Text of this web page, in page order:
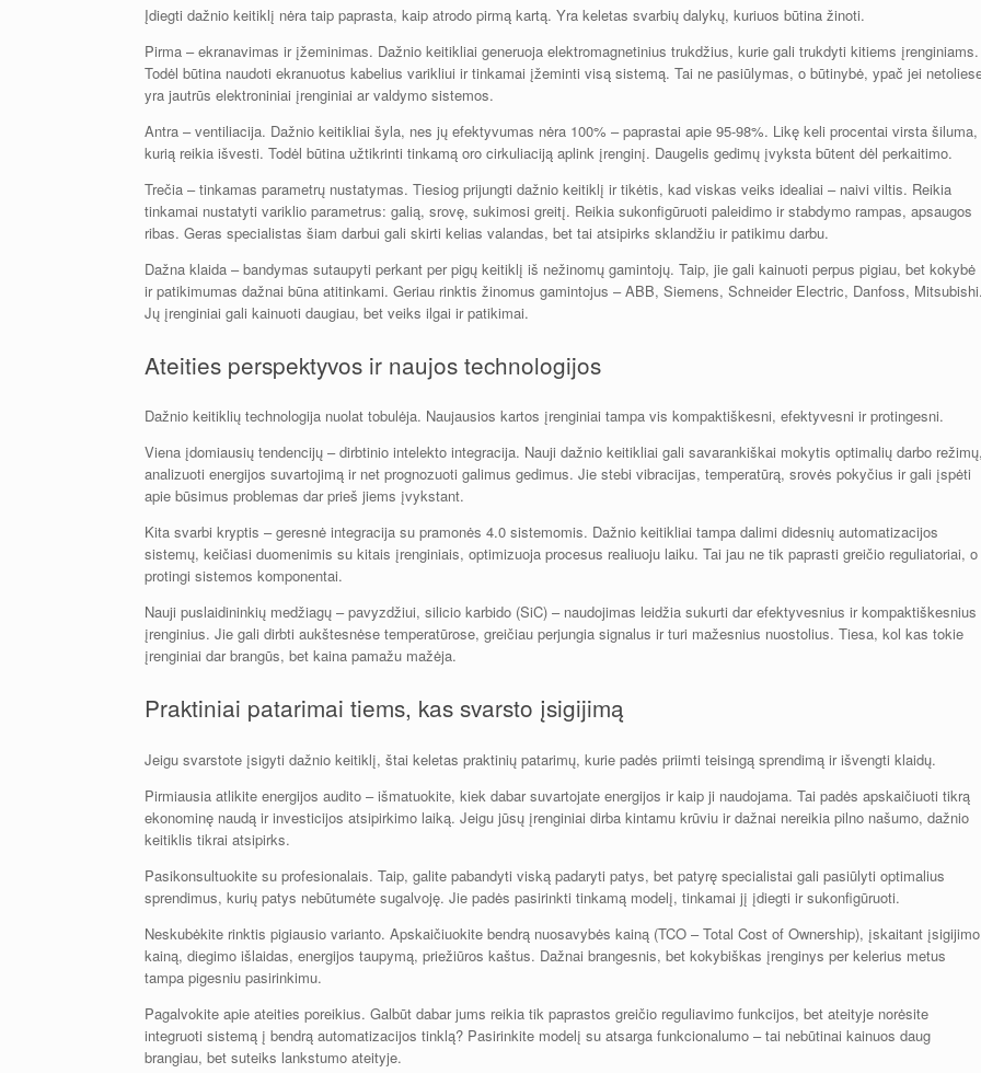
Įdiegti dažnio keitiklį nėra taip paprasta, kaip atrodo pirmą kartą. Yra keletas svarbių dalykų, kuriuos būtina žinoti.
Pirma – ekranavimas ir įžeminimas. Dažnio keitikliai generuoja elektromagnetinius trukdžius, kurie gali trukdyti kitiems įrenginiams.
Todėl būtina naudoti ekranuotus kabelius varikliui ir tinkamai įžeminti visą sistemą. Tai ne pasiūlymas, o būtinybė, ypač jei
yra jautrūs elektroniniai įrenginiai ar valdymo sistemos.
Antra – ventiliacija. Dažnio keitikliai šyla, nes jų efektyvumas nėra 100% – paprastai apie 95-98%. Likę keli procentai virsta šiluma,
kurią reikia išvesti. Todėl būtina užtikrinti tinkamą oro cirkuliaciją aplink įrenginį. Daugelis gedimų įvyksta būtent dėl perkaitimo.
Trečia – tinkamas parametrų nustatymas. Tiesiog prijungti dažnio keitiklį ir tikėtis, kad viskas veiks idealiai – naivi viltis. Reikia
tinkamai nustatyti variklio parametrus: galią, srovę, sukimosi greitį. Reikia sukonfigūruoti paleidimo ir stabdymo rampas, apsaugos
ribas. Geras specialistas šiam darbui gali skirti kelias valandas, bet tai atsipirks sklandžiu ir patikimu darbu.
Dažna klaida – bandymas sutaupyti perkant per pigų keitiklį iš nežinomų gamintojų. Taip, jie gali kainuoti perpus pigiau, bet kokybė
ir patikimumas dažnai būna atitinkami. Geriau rinktis žinomus gamintojus – ABB, Siemens, Schneider Electric, Danfoss,
Jų įrenginiai gali kainuoti daugiau, bet veiks ilgai ir patikimai.
Ateities perspektyvos ir naujos technologijos
Dažnio keitiklių technologija nuolat tobulėja. Naujausios kartos įrenginiai tampa vis kompaktiškesni, efektyvesni ir protingesni.
Viena įdomiausių tendencijų – dirbtinio intelekto integracija. Nauji dažnio keitikliai gali savarankiškai mokytis optimalių darbo
analizuoti energijos suvartojimą ir net prognozuoti galimus gedimus. Jie stebi vibracijas, temperatūrą, srovės pokyčius ir gali įspėti
apie būsimus problemas dar prieš jiems įvykstant.
Kita svarbi kryptis – geresnė integracija su pramonės 4.0 sistemomis. Dažnio keitikliai tampa dalimi didesnių automatizacijos
sistemų, keičiasi duomenimis su kitais įrenginiais, optimizuoja procesus realiuoju laiku. Tai jau ne tik paprasti greičio reguliatoriai, o
protingi sistemos komponentai.
Nauji puslaidininkių medžiagų – pavyzdžiui, silicio karbido (SiC) – naudojimas leidžia sukurti dar efektyvesnius ir kompaktiškesnius
įrenginius. Jie gali dirbti aukštesnėse temperatūrose, greičiau perjungia signalus ir turi mažesnius nuostolius. Tiesa, kol kas tokie
įrenginiai dar brangūs, bet kaina pamažu mažėja.
Praktiniai patarimai tiems, kas svarsto įsigijimą
Jeigu svarstote įsigyti dažnio keitiklį, štai keletas praktinių patarimų, kurie padės priimti teisingą sprendimą ir išvengti klaidų.
Pirmiausia atlikite energijos audito – išmatuokite, kiek dabar suvartojate energijos ir kaip ji naudojama. Tai padės apskaičiuoti tikrą
ekonominę naudą ir investicijos atsipirkimo laiką. Jeigu jūsų įrenginiai dirba kintamu krūviu ir dažnai nereikia pilno našumo, dažnio
keitiklis tikrai atsipirks.
Pasikonsultuokite su profesionalais. Taip, galite pabandyti viską padaryti patys, bet patyrę specialistai gali pasiūlyti optimalius
sprendimus, kurių patys nebūtumėte sugalvoję. Jie padės pasirinkti tinkamą modelį, tinkamai jį įdiegti ir sukonfigūruoti.
Neskubėkite rinktis pigiausio varianto. Apskaičiuokite bendrą nuosavybės kainą (TCO – Total Cost of Ownership), įskaitant įsigijimo
kainą, diegimo išlaidas, energijos taupymą, priežiūros kaštus. Dažnai brangesnis, bet kokybiškas įrenginys per kelerius metus
tampa pigesniu pasirinkimu.
Pagalvokite apie ateities poreikius. Galbūt dabar jums reikia tik paprastos greičio reguliavimo funkcijos, bet ateityje norėsite
integruoti sistemą į bendrą automatizacijos tinklą? Pasirinkite modelį su atsarga funkcionalumo – tai nebūtinai kainuos daug
brangiau, bet suteiks lankstumo ateityje.